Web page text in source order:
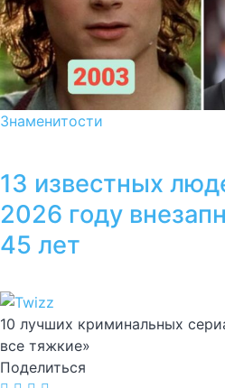
Знаменитости
13 известных
2026 году
45 лет
10 лучших криминальных
все тяжкие»
Поделиться